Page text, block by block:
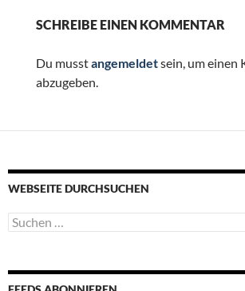
SCHREIBE EINEN KOMMENTAR
Du musstangemeldetsein, um einen
abzugeben.
WEBSEITE DURCHSUCHEN
Suchen
nach: